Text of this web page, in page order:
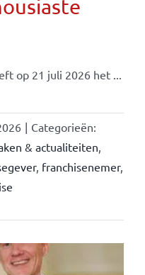
op 21 juli 2026 het ...
| Categorieën:
& actualiteiten
, franchisenemer,